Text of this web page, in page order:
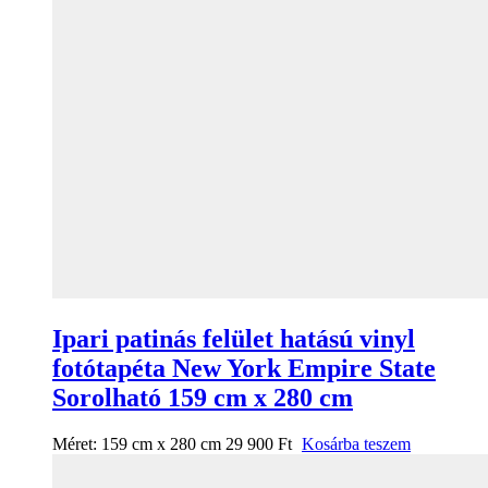
Ipari patinás felület hatású vinyl
fotótapéta New York Empire State
Sorolható 159 cm x 280 cm
Méret: 159 cm x 280 cm 29 900 Ft Kosárba teszem